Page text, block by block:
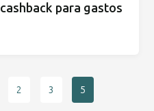
para gastos
2 3 5